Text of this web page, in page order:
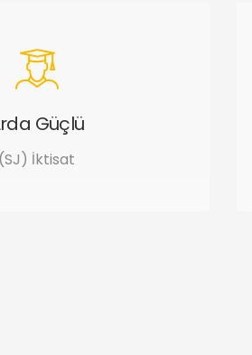
Güçlü
(SJ) İktisat